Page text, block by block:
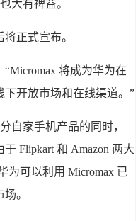
大有裨益。
正式宣布。
将成为华为在
开放市场和在线渠道。”
自家手机产品的同时，
Flipkart 和 Amazon 两大
为可以利用 Micromax 已
。